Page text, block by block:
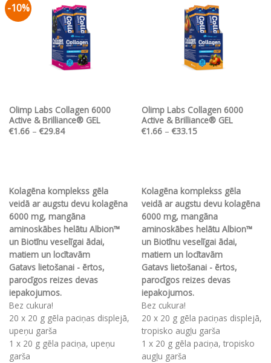
-10%
Pievienot vēlmju
sarakstam
Olimp Labs Collagen 6000
Active & Brilliance® GEL
€1.66 – €29.84Price
range:
Kolagēna komplekss gēla
veidā ar augstu devu kolagēna
6000 mg, mangāna
aminoskābes helātu Albion™
un Biotīnu veselīgai ādai,
matiem un locītavām
Gatavs lietošanai - ērtos,
parocīgos reizes devas
iepakojumos.
Bez cukura!
20 x 20 g gēla paciņas displejā,
upeņu garša
1 x 20 g gēla paciņa, upeņu
garša
Pievienot vēlmju
sarakstam
Olimp Labs Collagen 6000
Active & Brilliance® GEL
€1.66 – €33.15Price
Kolagēna komplekss gēla
veidā ar augstu devu kolagēna
6000 mg, mangāna
aminoskābes helātu Albion™
un Biotīnu veselīgai ādai,
matiem un locītavām
Gatavs lietošanai - ērtos,
parocīgos reizes devas
iepakojumos.
Bez cukura!
20 x 20 g gēla paciņas displejā,
tropisko augļu garša
1 x 20 g gēla paciņa, tropisko
augļu garša